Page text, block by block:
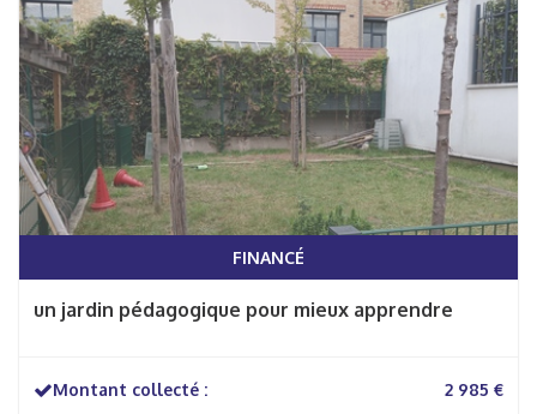
FINANCÉ
un jardin pédagogique pour mieux apprendre
Montant collecté : 2 985 €